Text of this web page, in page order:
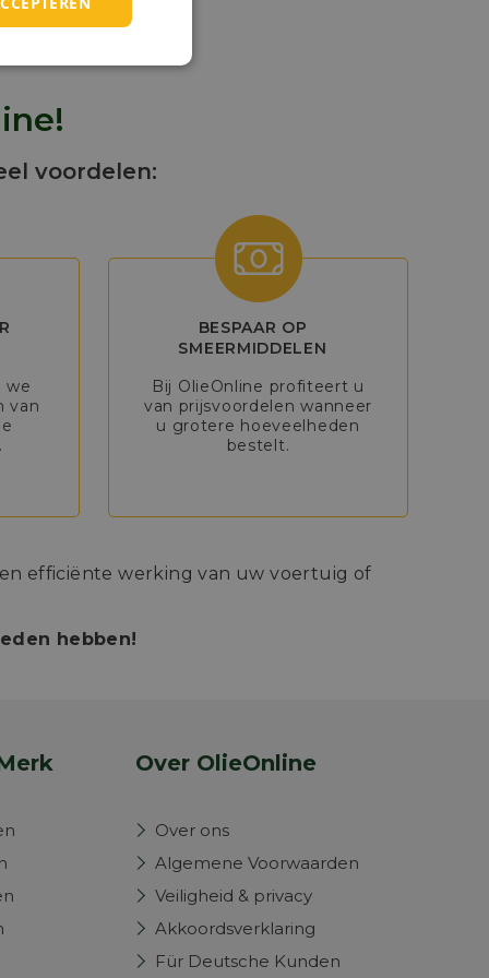
voordelen:
we
van
BESPAAR OP
SMEERMIDDELEN
Bij OlieOnline profiteert u
van prijsvoordelen wanneer
u grotere hoeveelheden
bestelt.
efficiënte werking van uw voertuig of
hebben!
Over OlieOnline
Over ons
Algemene Voorwaarden
Veiligheid & privacy
Akkoordsverklaring
Für Deutsche Kunden